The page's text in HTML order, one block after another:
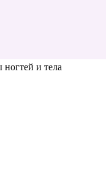
ногтей и тела